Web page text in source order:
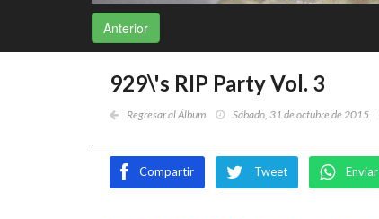
Anterior
929\'s RIP Party Vol. 3
Regresar al Álbum Sábado, 31 de octubre de 2015
Compartir Tweet Enviar